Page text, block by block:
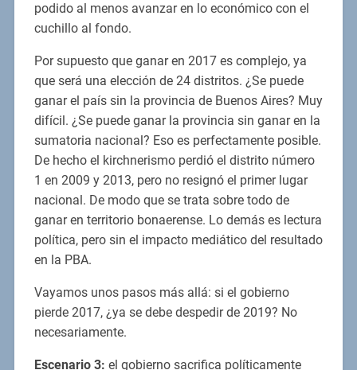
podido al menos avanzar en lo económico con el
cuchillo al fondo.
Por supuesto que ganar en 2017 es complejo, ya
que será una elección de 24 distritos. ¿Se puede
ganar el país sin la provincia de Buenos Aires? Muy
difícil. ¿Se puede ganar la provincia sin ganar en la
sumatoria nacional? Eso es perfectamente posible.
De hecho el kirchnerismo perdió el distrito número
1 en 2009 y 2013, pero no resignó el primer lugar
nacional. De modo que se trata sobre todo de
ganar en territorio bonaerense. Lo demás es lectura
política, pero sin el impacto mediático del resultado
en la PBA.
Vayamos unos pasos más allá: si el gobierno
pierde 2017, ¿ya se debe despedir de 2019? No
necesariamente.
Escenario 3: el gobierno sacrifica políticamente